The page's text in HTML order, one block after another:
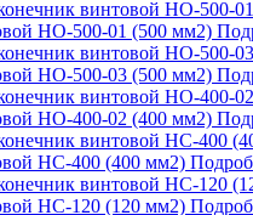
НО-500-01 (500 мм2)
НО-500-03 (500 мм2)
НО-400-02 (400 мм2)
НС-400 (400 мм2)
НС-120 (120 мм2)